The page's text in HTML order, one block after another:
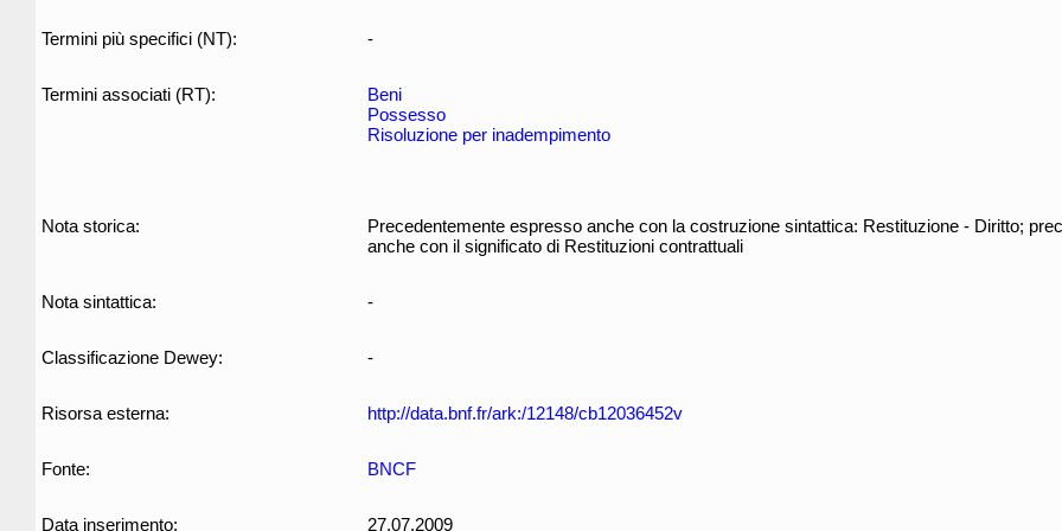
Termini più specifici (NT): -
Termini associati (RT):
Beni
Possesso
Risoluzione per inadempimento
Nota storica:
Precedentemente espresso anche con la costruzione sintattica: Restituzione - Diritto;
anche con il significato di Restituzioni contrattuali
Nota sintattica: -
Classificazione Dewey: -
Risorsa esterna: http://data.bnf.fr/ark:/12148/cb12036452v
Fonte: BNCF
Data inserimento: 27.07.2009